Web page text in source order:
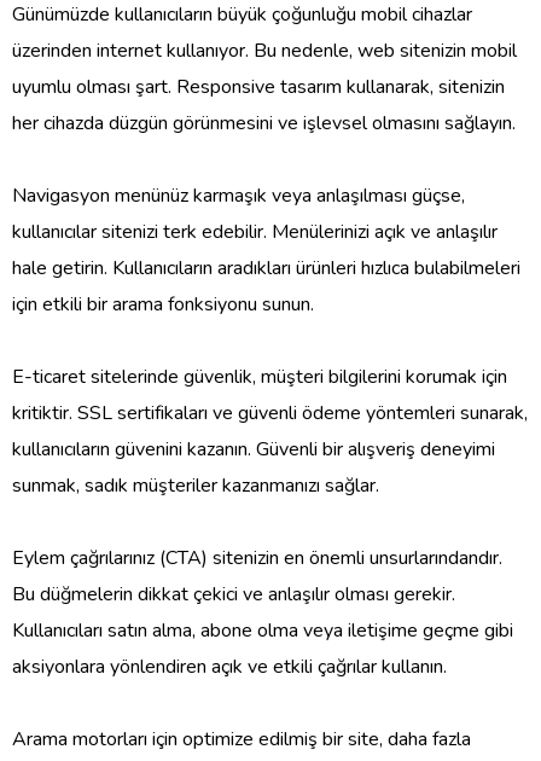
Günümüzde kullanıcıların büyük çoğunluğu mobil cihazlar
üzerinden internet kullanıyor. Bu nedenle, web sitenizin mobil
uyumlu olması şart. Responsive tasarım kullanarak, sitenizin
her cihazda düzgün görünmesini ve işlevsel olmasını sağlayın.
Navigasyon menünüz karmaşık veya anlaşılması güçse,
kullanıcılar sitenizi terk edebilir. Menülerinizi açık ve anlaşılır
hale getirin. Kullanıcıların aradıkları ürünleri hızlıca bulabilmeleri
için etkili bir arama fonksiyonu sunun.
E-ticaret sitelerinde güvenlik, müşteri bilgilerini korumak için
kritiktir. SSL sertifikaları ve güvenli ödeme yöntemleri sunarak,
kullanıcıların güvenini kazanın. Güvenli bir alışveriş deneyimi
sunmak, sadık müşteriler kazanmanızı sağlar.
Eylem çağrılarınız (CTA) sitenizin en önemli unsurlarındandır.
Bu düğmelerin dikkat çekici ve anlaşılır olması gerekir.
Kullanıcıları satın alma, abone olma veya iletişime geçme gibi
aksiyonlara yönlendiren açık ve etkili çağrılar kullanın.
Arama motorları için optimize edilmiş bir site, daha fazla